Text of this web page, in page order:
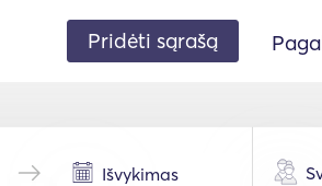
Pridėti sąrašą